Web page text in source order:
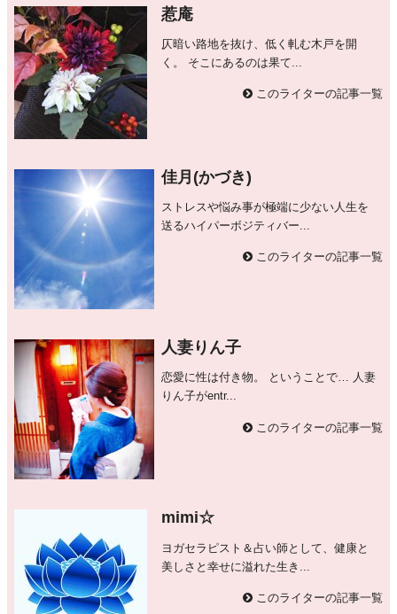
惹庵
仄暗い路地を抜け、低く軋む木戸を開
く。 そこにあるのは果て...
このライターの記事一覧
佳月(かづき)
ストレスや悩み事が極端に少ない人生を
送るハイパーボジティバー...
このライターの記事一覧
人妻りん子
恋愛に性は付き物。 ということで… 人妻
りん子がentr...
このライターの記事一覧
mimi☆
ヨガセラピスト＆占い師として、健康と
美しさと幸せに溢れた生き...
このライターの記事一覧